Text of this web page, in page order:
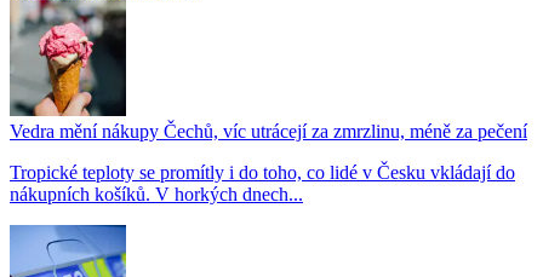
Vedra mění nákupy Čechů, víc utrácejí za zmrzlinu, méně za pečení
Tropické teploty se promítly i do toho, co lidé v Česku vkládají do
nákupních košíků. V horkých dnech...